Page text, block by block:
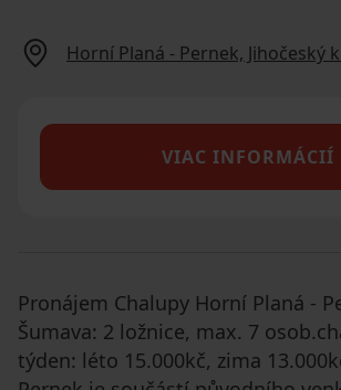
Horní Planá - Pernek, Jihočeský
VIAC INFORMÁCIÍ
Pronájem Chalupy Horní Planá -
Šumava: 2 ložnice, max. 7
týden: léto 15.000kč, zima